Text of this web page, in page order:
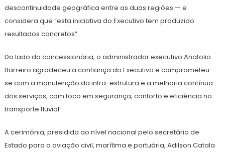
descontinuidade geográfica entre as duas regiões — e
considera que “esta iniciativa do Executivo tem produzido
resultados concretos”.
Do lado da concessionária, o administrador executivo Anatolio
Barreiro agradeceu a confiança do Executivo e comprometeu-
se com a manutenção da infra-estrutura e a melhoria contínua
dos serviços, com foco em segurança, conforto e eficiência no
transporte fluvial.
A cerimónia, presidida ao nível nacional pelo secretário de
Estado para a aviação civil, marítima e portuária, Adilson Catala